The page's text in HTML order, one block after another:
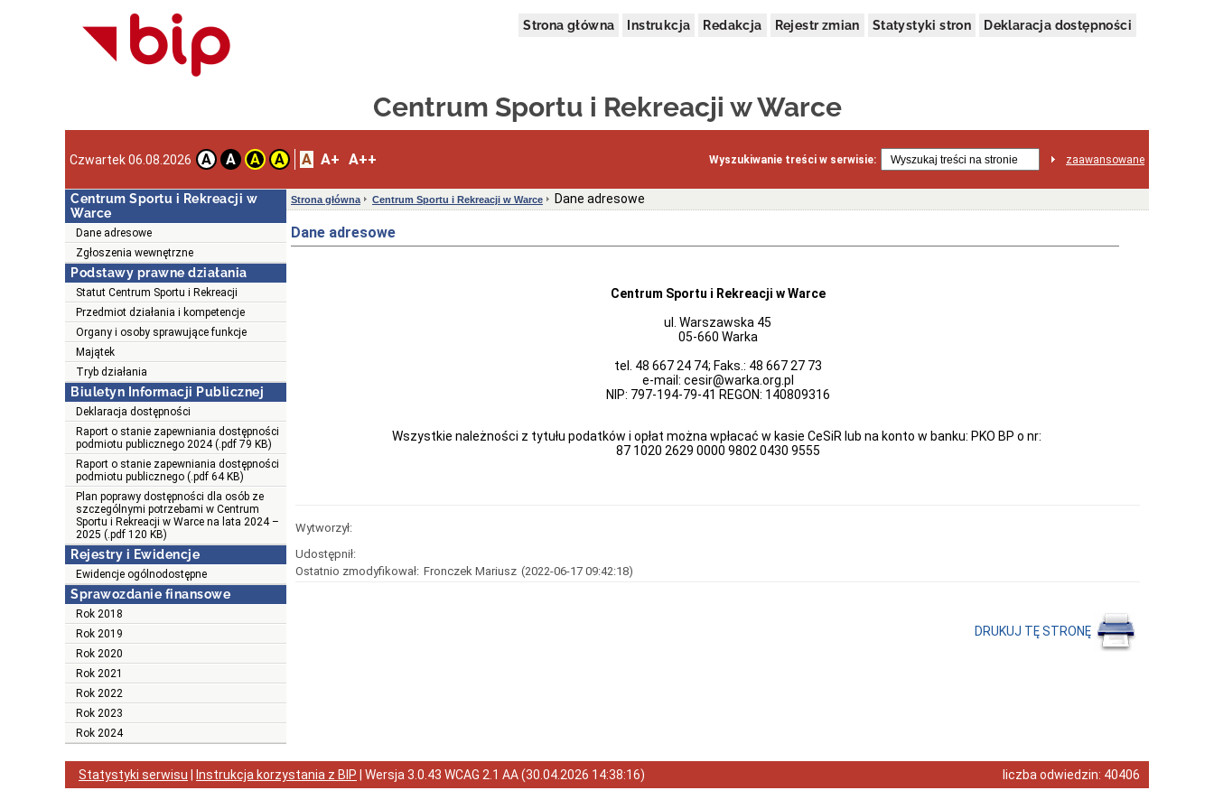
Strona główna Instrukcja Redakcja Rejestr zmian Statystyki stron Deklaracja dostępności
Centrum Sportu i Rekreacji w Warce
Czwartek 06.08.2026 A A A A A A+ A++ Wyszukiwanie treści w serwisie: zaawansowane
Centrum Sportu i Rekreacji w
Warce
Dane adresowe
Zgłoszenia wewnętrzne
Podstawy prawne działania
Statut Centrum Sportu i Rekreacji
Przedmiot działania i kompetencje
Organy i osoby sprawujące funkcje
Majątek
Tryb działania
Biuletyn Informacji Publicznej
Deklaracja dostępności
Raport o stanie zapewniania dostępności
podmiotu publicznego 2024 (.pdf 79 KB)
Raport o stanie zapewniania dostępności
podmiotu publicznego (.pdf 64 KB)
Plan poprawy dostępności dla osób ze
szczególnymi potrzebami w Centrum
Sportu i Rekreacji w Warce na lata 2024 –
2025 (.pdf 120 KB)
Rejestry i Ewidencje
Ewidencje ogólnodostępne
Sprawozdanie finansowe
Rok 2018
Rok 2019
Rok 2020
Rok 2021
Rok 2022
Rok 2023
Rok 2024
Strona główna Centrum Sportu i Rekreacji w Warce Dane adresowe
Dane adresowe
Centrum Sportu i Rekreacji w Warce
ul. Warszawska 45
05-660 Warka
tel. 48 667 24 74; Faks.: 48 667 27 73
e-mail: cesir@warka.org.pl
NIP: 797-194-79-41 REGON: 140809316
Wszystkie należności z tytułu podatków i opłat można wpłacać w kasie CeSiR lub na konto w banku: PKO BP o nr:
87 1020 2629 0000 9802 0430 9555
Wytworzył:
Udostępnił:
Ostatnio zmodyfikował: Fronczek Mariusz (2022-06-17 09:42:18)
DRUKUJ TĘ STRONĘ
Statystyki serwisu Instrukcja korzystania z BIP | Wersja 3.0.43 WCAG 2.1 AA(30.04.2026 14:38:16) liczba odwiedzin: 40406